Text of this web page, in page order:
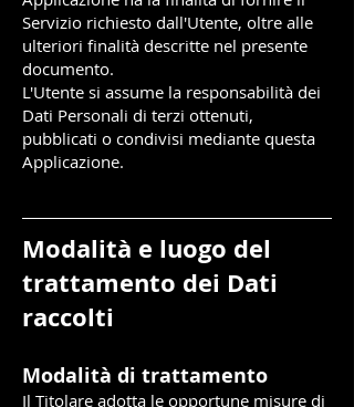
Servizio richiesto dall'Utente, oltre alle
ulteriori finalità descritte nel presente
documento.
L'Utente si assume la responsabilità dei
Dati Personali di terzi ottenuti,
pubblicati o condivisi mediante questa
Applicazione.
Modalità e luogo del
trattamento dei Dati
raccolti
Modalità di trattamento
Il Titolare adotta le opportune misure di